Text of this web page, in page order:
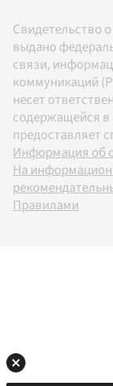
Свидетельство
выдано
связи,
коммуникаций
несет
содержащейся в
предоставляет
Информация об
На
Правилами